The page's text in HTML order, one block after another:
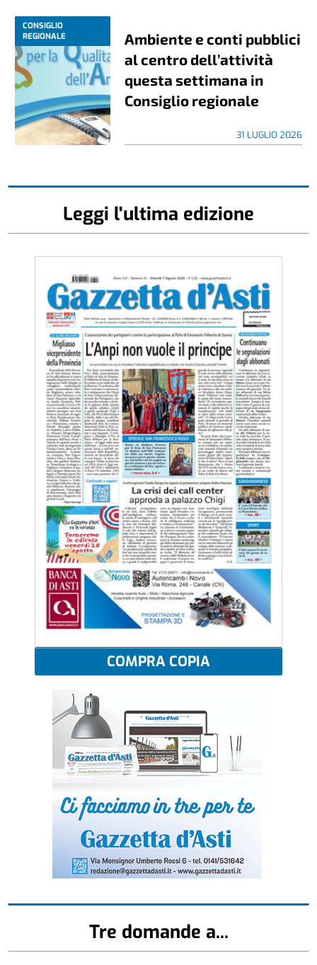
CONSIGLIO
REGIONALE
Ambiente e conti pubblici
al centro dell’attività
questa settimana in
Consiglio regionale
31 LUGLIO 2026
Leggi l'ultima edizione
COMPRA COPIA
Tre domande a...